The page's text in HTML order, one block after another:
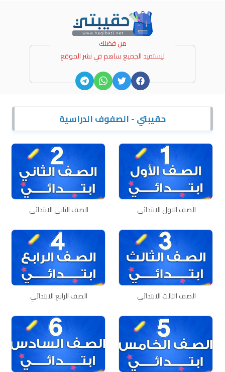
من فضلك
ليستفيد الجميع ساهم في نشر الموقع
حقيبتي - الصفوف الدراسية
الصف الاول الابتدائي الصف الثاني الابتدائي
الصف الثالث الابتدائي الصف الرابع الابتدائي